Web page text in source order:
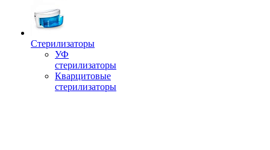
Стерилизаторы
УФ
стерилизаторы
Кварцитовые
стерилизаторы